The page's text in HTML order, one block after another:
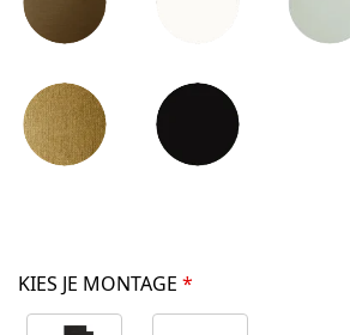
KIES JE MONTAGE *